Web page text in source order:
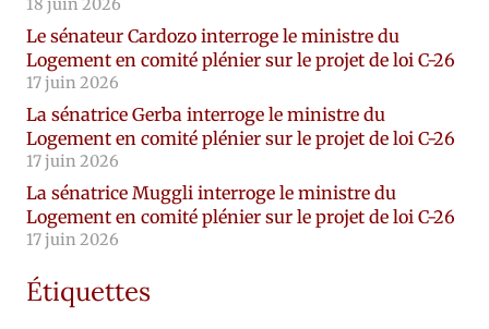
18 juin 2026
Le sénateur Cardozo interroge le ministre du
Logement en comité plénier sur le projet de loi C-26
17 juin 2026
La sénatrice Gerba interroge le ministre du
Logement en comité plénier sur le projet de loi C-26
17 juin 2026
La sénatrice Muggli interroge le ministre du
Logement en comité plénier sur le projet de loi C-26
17 juin 2026
Étiquettes